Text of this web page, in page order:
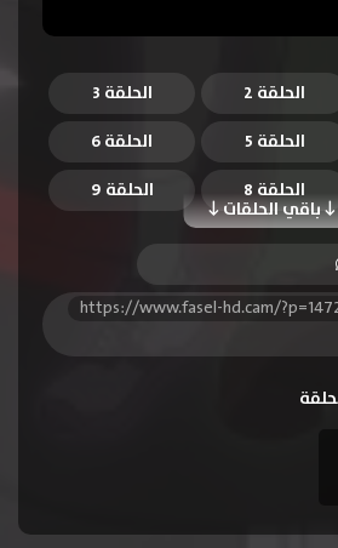
الحلقة 2
الحلقة 3
الحلقة 5 الحلقة 6
باقي الحلقات
الحلقة 8
الحلقة 9
الحلقة 11
https://www.fasel-hd.cam/